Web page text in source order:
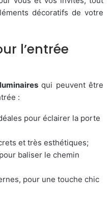
décoratifs de votre
l’entrée
qui peuvent être
:
pour éclairer la porte
et très esthétiques;
baliser le chemin
pour une touche chic